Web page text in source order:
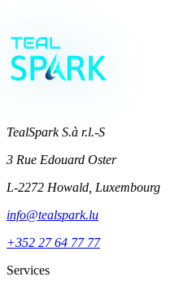
TealSpark S.à r.l.-S
3 Rue Edouard Oster
L-2272 Howald, Luxembourg
info@tealspark.lu
+352 27 64 77 77
Services